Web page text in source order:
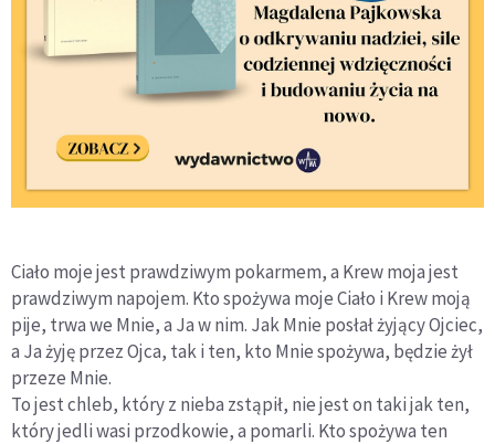
Ciało moje jest prawdziwym pokarmem, a Krew moja jest
prawdziwym napojem. Kto spożywa moje Ciało i Krew moją
pije, trwa we Mnie, a Ja w nim. Jak Mnie posłał żyjący Ojciec,
a Ja żyję przez Ojca, tak i ten, kto Mnie spożywa, będzie żył
przeze Mnie.
To jest chleb, który z nieba zstąpił, nie jest on taki jak ten,
który jedli wasi przodkowie, a pomarli. Kto spożywa ten